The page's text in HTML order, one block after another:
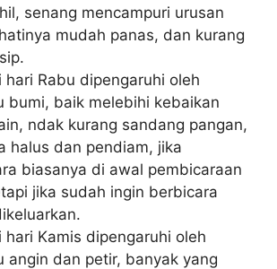
senang mencampuri urusan
mudah panas, dan kurang
hari Rabu dipengaruhi oleh
bumi, baik melebihi kebaikan
ndak kurang sandang pangan,
halus dan pendiam, jika
biasanya di awal pembicaraan
jika sudah ingin berbicara
hari Kamis dipengaruhi oleh
angin dan petir, banyak yang